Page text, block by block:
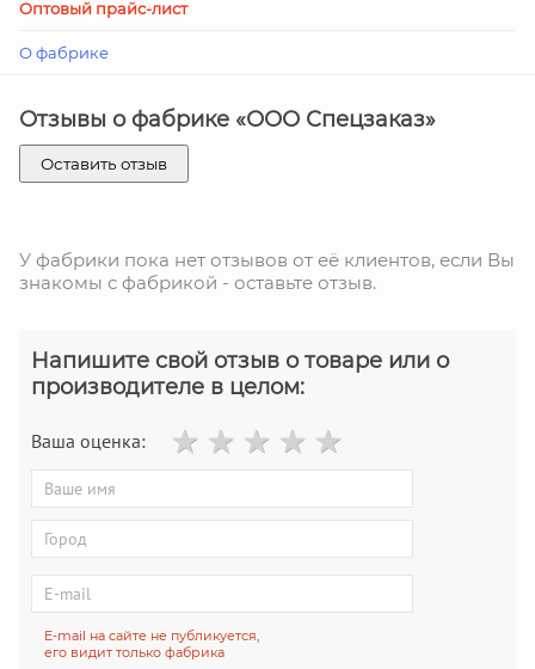
Оптовый прайс-лист
О фабрике
Отзывы о фабрике «ООО Спецзаказ»
Оставить отзыв
У фабрики пока нет отзывов от её клиентов, если Вы
знакомы с фабрикой - оставьте отзыв.
Напишите свой отзыв о товаре или о
производителе в целом:
Ваша оценка:
E-mail на сайте не публикуется,
его видит только фабрика